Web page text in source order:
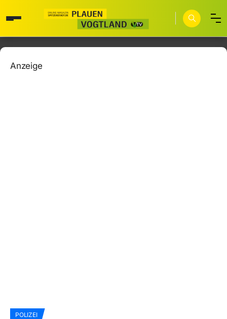
Anzeige
POLIZEI